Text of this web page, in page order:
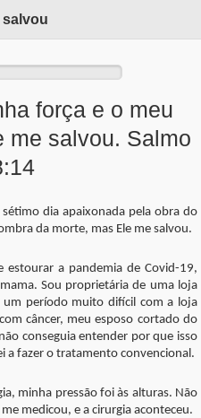
salvou
força e o meu
me salvou. Salmo
dia apaixonada pela obra do
da morte, mas Ele me salvou.
estourar a pandemia de Covid-19,
Sou proprietária de uma loja
um período muito difícil com a loja
câncer, meu esposo cortado do
conseguia entender por que isso
a fazer o tratamento convencional.
minha pressão foi às alturas. Não
medicou, e a cirurgia aconteceu.